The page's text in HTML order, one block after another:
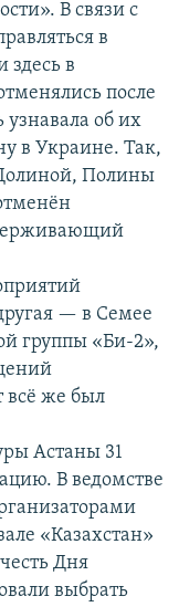
В связи с
в
здесь в
после
узнавала об их
в Украине. Так,
Полины
— в Семее
группы «Би-2»,
всё же был
Астаны 31
В ведомстве
«Казахстан»
Дня
выбрать